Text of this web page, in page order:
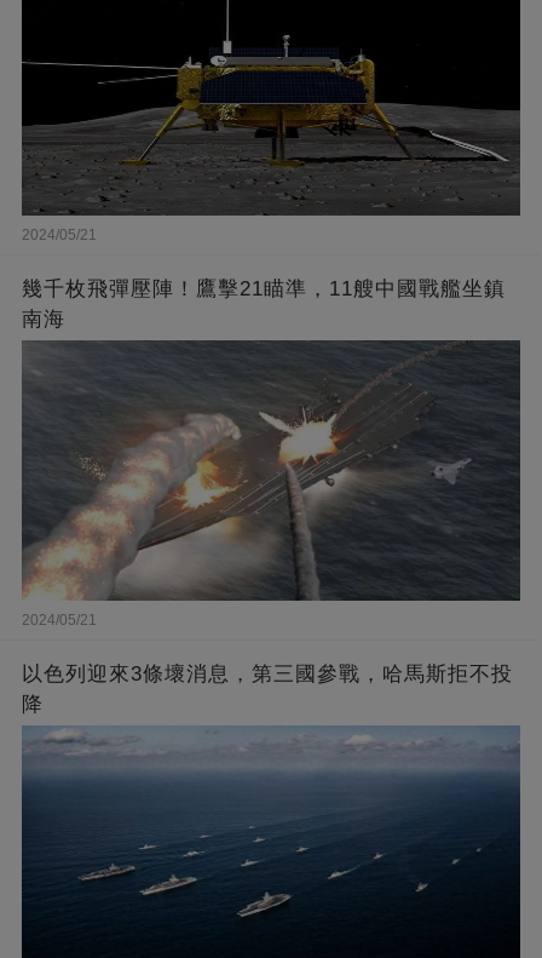
2024/05/21
幾千枚飛彈壓陣！鷹擊21瞄準，11艘中國戰艦坐鎮
南海
2024/05/21
以色列迎來3條壞消息，第三國參戰，哈馬斯拒不投
降